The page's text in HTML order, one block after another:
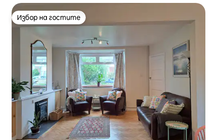
Избор на гостите
Избор на гостите